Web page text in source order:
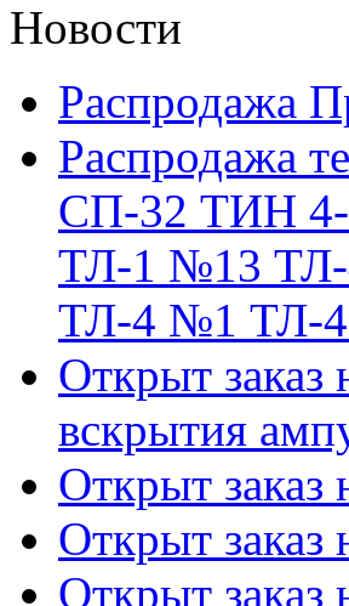
Новости
Распродажа
Распродажа
СП-32 ТИН
ТЛ-1 №13
ТЛ-4 №1 ТЛ-
Открыт заказ
вскрытия
Открыт заказ
Открыт заказ
Открыт заказ